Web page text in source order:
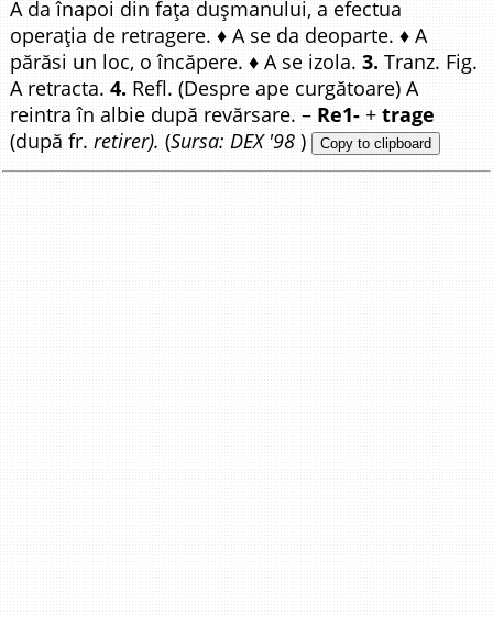
A da înapoi din fața dușmanului, a efectua
operația de retragere. ♦ A se da deoparte. ♦ A
părăsi un loc, o încăpere. ♦ A se izola.3. Tranz. Fig.
A retracta.4. Refl. (Despre ape curgătoare) A
reintra în albie după revărsare. – Re1- +trage
(după fr.retirer). (Sursa: DEX '98 ) Copy to clipboard